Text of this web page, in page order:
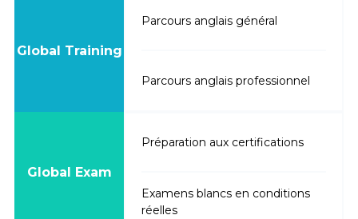
Global Training
Parcours anglais général
Parcours anglais professionnel
Global Exam
Préparation aux certifications
Examens blancs en conditions
réelles